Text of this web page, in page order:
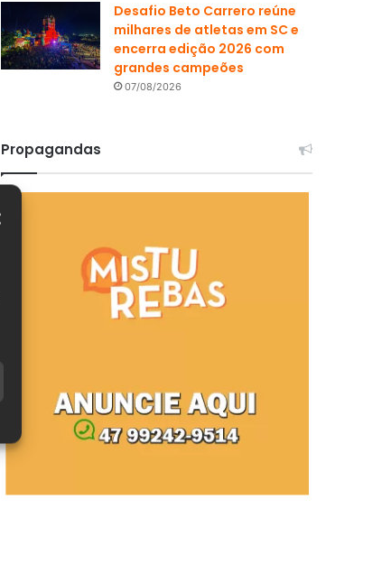
Desafio Beto Carrero reúne
milhares de atletas em SC e
encerra edição 2026 com
grandes campeões
07/08/2026
Propagandas